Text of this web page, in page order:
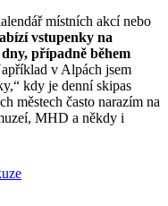
místních akcí nebo
vstupenky na
případně během
v Alpách jsem
kdy je denní skipas
městech často narazím na
MHD a někdy i